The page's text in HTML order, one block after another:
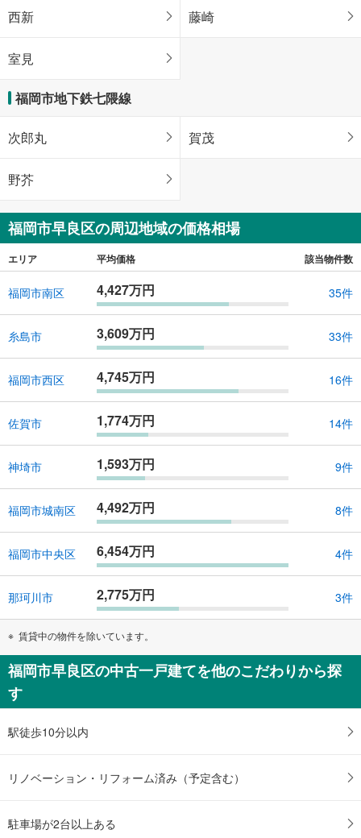
西新 藤崎
室見
福岡市地下鉄七隈線
次郎丸 賀茂
野芥
福岡市早良区の周辺地域の価格相場
エリア 平均価格 該当物件数
福岡市南区 4,427万円 35件
糸島市 3,609万円 33件
福岡市西区 4,745万円 16件
佐賀市 1,774万円 14件
神埼市 1,593万円 9件
福岡市城南区 4,492万円 8件
福岡市中央区 6,454万円 4件
那珂川市 2,775万円 3件
賃貸中の物件を除いています。
福岡市早良区の中古一戸建てを他のこだわりから探
す
駅徒歩10分以内
リノベーション・リフォーム済み（予定含む）
駐車場が2台以上ある